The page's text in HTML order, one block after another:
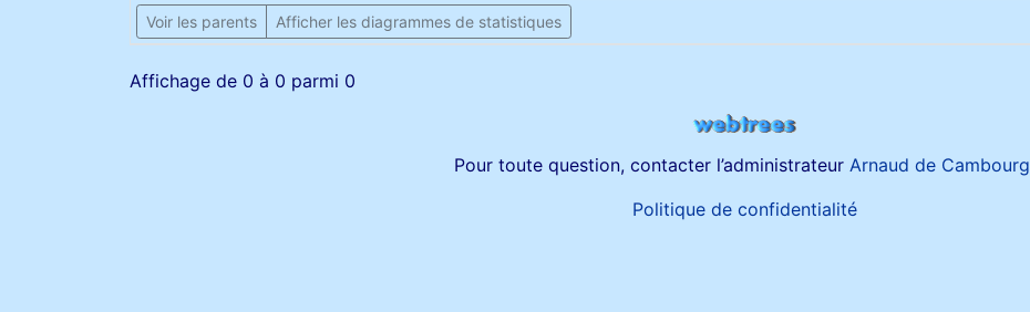
Voir les parents Afficher les diagrammes de statistiques
Affichage de 0 à 0 parmi 0
Pour toute question, contacter l’administrateur Arnaud de Cambourg
Politique de confidentialité